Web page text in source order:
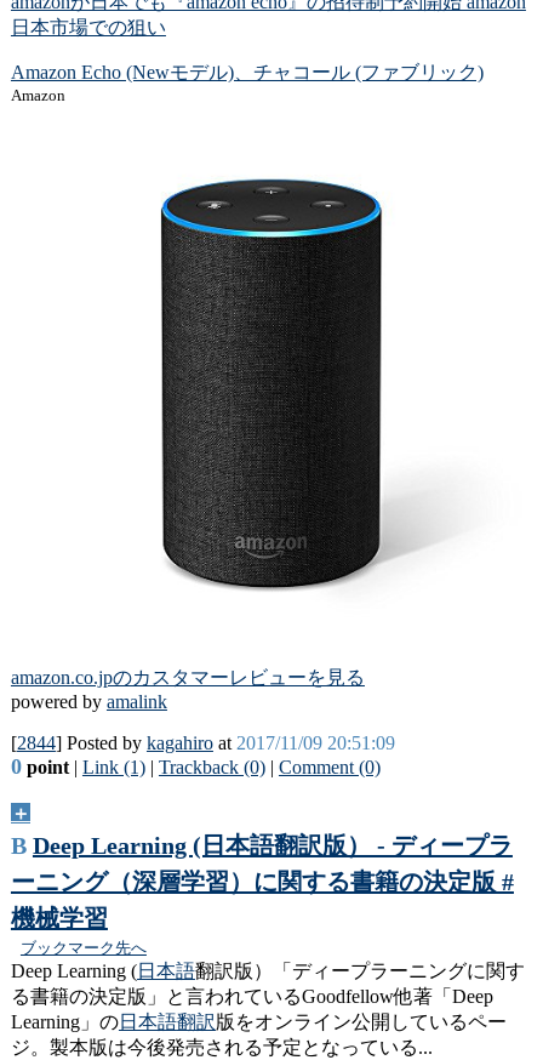
日本市場での狙い
Amazon Echo (Newモデル)、チャコール (ファブリック)
Amazon
amazon.co.jpのカスタマーレビューを見る
powered by amalink
[2844] Posted by kagahiroat 2017/11/09 20:51:09
0point| Link (1)| Trackback (0)| Comment (0)
＋
B Deep Learning (日本語翻訳版） - ディープラ
ーニング（深層学習）に関する書籍の決定版 #
機械学習
ブックマーク先へ
Deep Learning (日本語翻訳版）「ディープラーニングに関す
る書籍の決定版」と言われているGoodfellow他著「Deep
Learning」の日本語翻訳版をオンライン公開しているペー
ジ。製本版は今後発売される予定となっている...